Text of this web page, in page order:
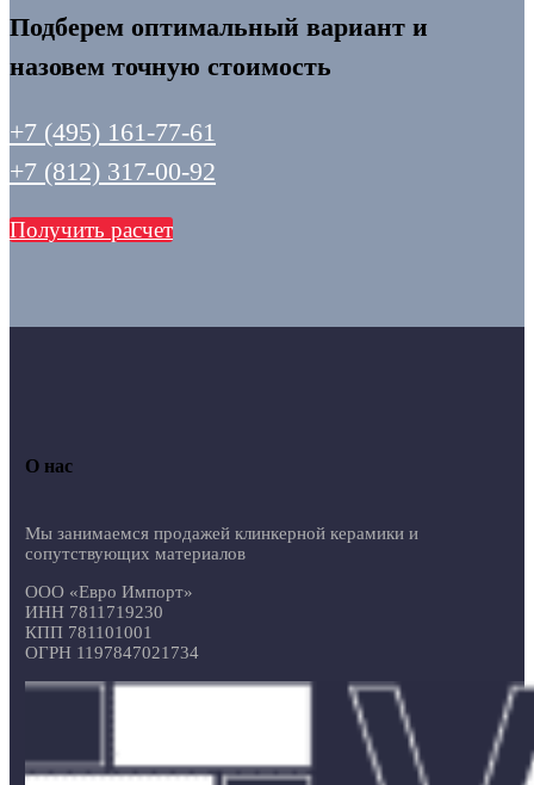
Подберем оптимальный вариант и
назовем точную стоимость
+7 (495) 161-77-61
+7 (812) 317-00-92
Получить расчет
О нас
Мы занимаемся продажей клинкерной керамики и
сопутствующих материалов
ООО «Евро Импорт»
ИНН 7811719230
КПП 781101001
ОГРН 1197847021734